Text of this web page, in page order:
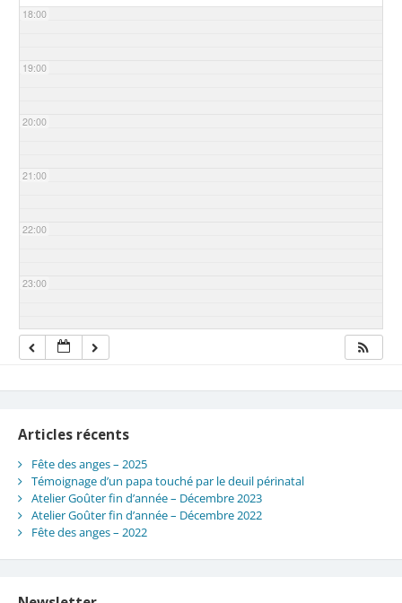
18:00
19:00
20:00
21:00
22:00
23:00
Articles récents
Fête des anges – 2025
Témoignage d’un papa touché par le deuil périnatal
Atelier Goûter fin d’année – Décembre 2023
Atelier Goûter fin d’année – Décembre 2022
Fête des anges – 2022